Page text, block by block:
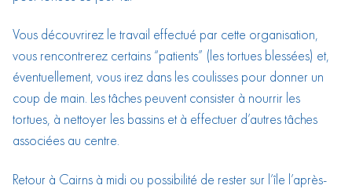
Vous découvrirez le travail effectué par cette organisation,
vous rencontrerez certains “patients” (les tortues blessées) et,
éventuellement, vous irez dans les coulisses pour donner un
coup de main. Les tâches peuvent consister à nourrir les
tortues, à nettoyer les bassins et à effectuer d’autres tâches
associées au centre.
Retour à Cairns à midi ou possibilité de rester sur l’île l’après-